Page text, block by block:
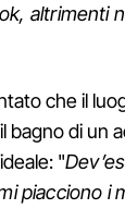
altrimenti
che il
bagno di un
"
piacciono i